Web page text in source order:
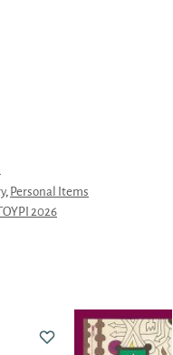
, Personal Items
2026